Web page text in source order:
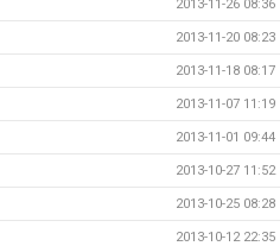
2013-11-26 08:36
2013-11-20 08:23
2013-11-18 08:17
2013-11-07 11:19
2013-11-01 09:44
2013-10-27 11:52
2013-10-25 08:28
2013-10-12 22:35